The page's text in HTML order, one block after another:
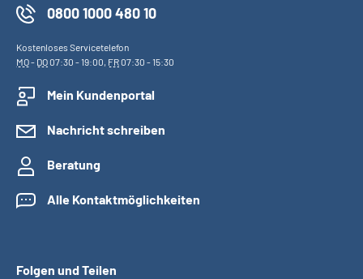
0800 1000 480 10
Kostenloses Servicetelefon
MO- DO07:30 - 19:00, FR07:30 - 15:30
Mein Kundenportal
Nachricht schreiben
Beratung
Alle Kontaktmöglichkeiten
Folgen und Teilen